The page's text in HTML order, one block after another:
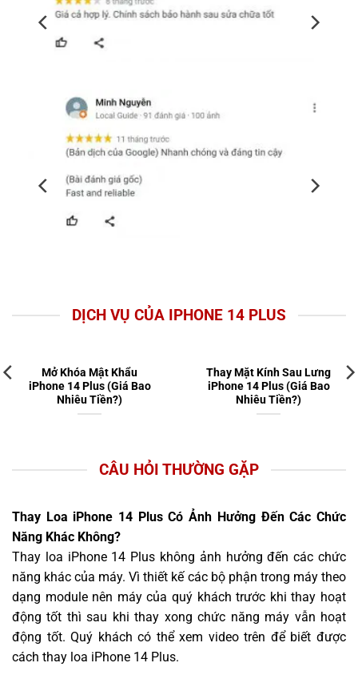
DỊCH VỤ CỦA IPHONE 14 PLUS
Mở Khóa Mật Khẩu
iPhone 14 Plus (Giá Bao
Nhiêu Tiền?)
Thay Mặt Kính Sau Lưng
iPhone 14 Plus (Giá Bao
Nhiêu Tiền?)
CÂU HỎI THƯỜNG GẶP
Thay Loa iPhone 14 Plus Có Ảnh Hưởng Đến Các Chức
Năng Khác Không?
Thay loa iPhone 14 Plus không ảnh hưởng đến các chức
năng khác của máy. Vì thiết kế các bộ phận trong máy theo
dạng module nên máy của quý khách trước khi thay hoạt
động tốt thì sau khi thay xong chức năng máy vẫn hoạt
động tốt. Quý khách có thể xem video trên để biết được
cách thay loa iPhone 14 Plus.